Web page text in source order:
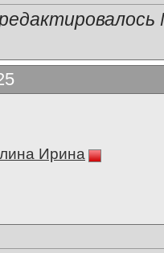
Ирина